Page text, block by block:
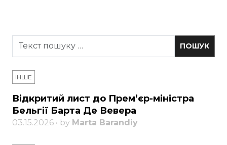
ІНШЕ
Відкритий лист до Прем’єр-міністра
Бельгії Барта Де Вевера
03.15.2026 • by Marta Barandiy